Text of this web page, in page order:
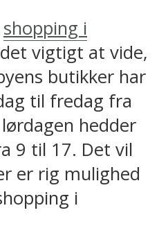
shopping i
vigtigt at vide,
butikker har
til fredag fra
hedder
9 til 17. Det vil
er rig mulighed
i